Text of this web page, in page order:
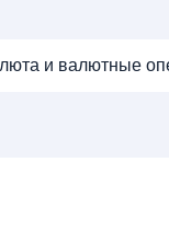
и валютные